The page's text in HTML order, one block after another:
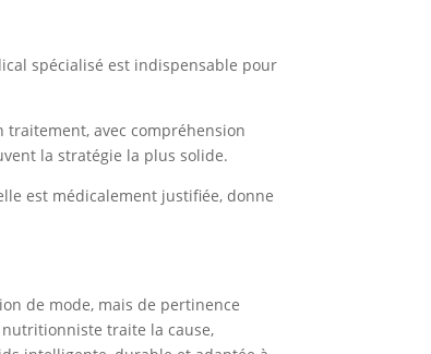
spécialisé est indispensable pour
traitement, avec compréhension
la stratégie la plus solide.
est médicalement justifiée, donne
de mode, mais de pertinence
traite la cause,